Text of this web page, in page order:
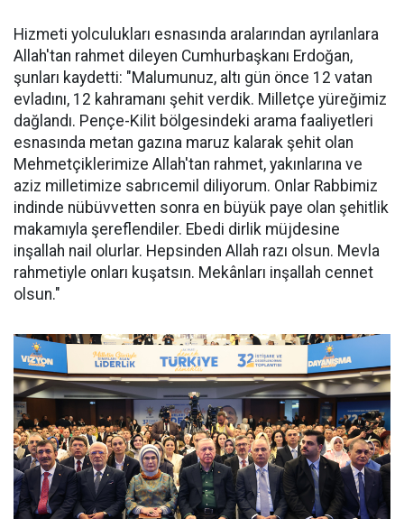
Hizmeti yolculukları esnasında aralarından ayrılanlara
Allah'tan rahmet dileyen Cumhurbaşkanı Erdoğan,
şunları kaydetti: "Malumunuz, altı gün önce 12 vatan
evladını, 12 kahramanı şehit verdik. Milletçe yüreğimiz
dağlandı. Pençe-Kilit bölgesindeki arama faaliyetleri
esnasında metan gazına maruz kalarak şehit olan
Mehmetçiklerimize Allah'tan rahmet, yakınlarına ve
aziz milletimize sabrıcemil diliyorum. Onlar Rabbimiz
indinde nübüvvetten sonra en büyük paye olan şehitlik
makamıyla şereflendiler. Ebedi dirlik müjdesine
inşallah nail olurlar. Hepsinden Allah razı olsun. Mevla
rahmetiyle onları kuşatsın. Mekânları inşallah cennet
olsun."